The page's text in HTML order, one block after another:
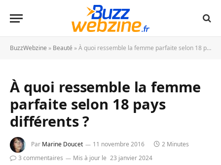
BuzzWebzine » Beauté »À quoi ressemble la femme parfaite selon 18 pays différents ?
À quoi ressemble la femme
parfaite selon 18 pays
différents ?
Par Marine Doucet 11 novembre 2016
2 Minutes
3 commentaires
Mis à jour le 23 janvier 2024